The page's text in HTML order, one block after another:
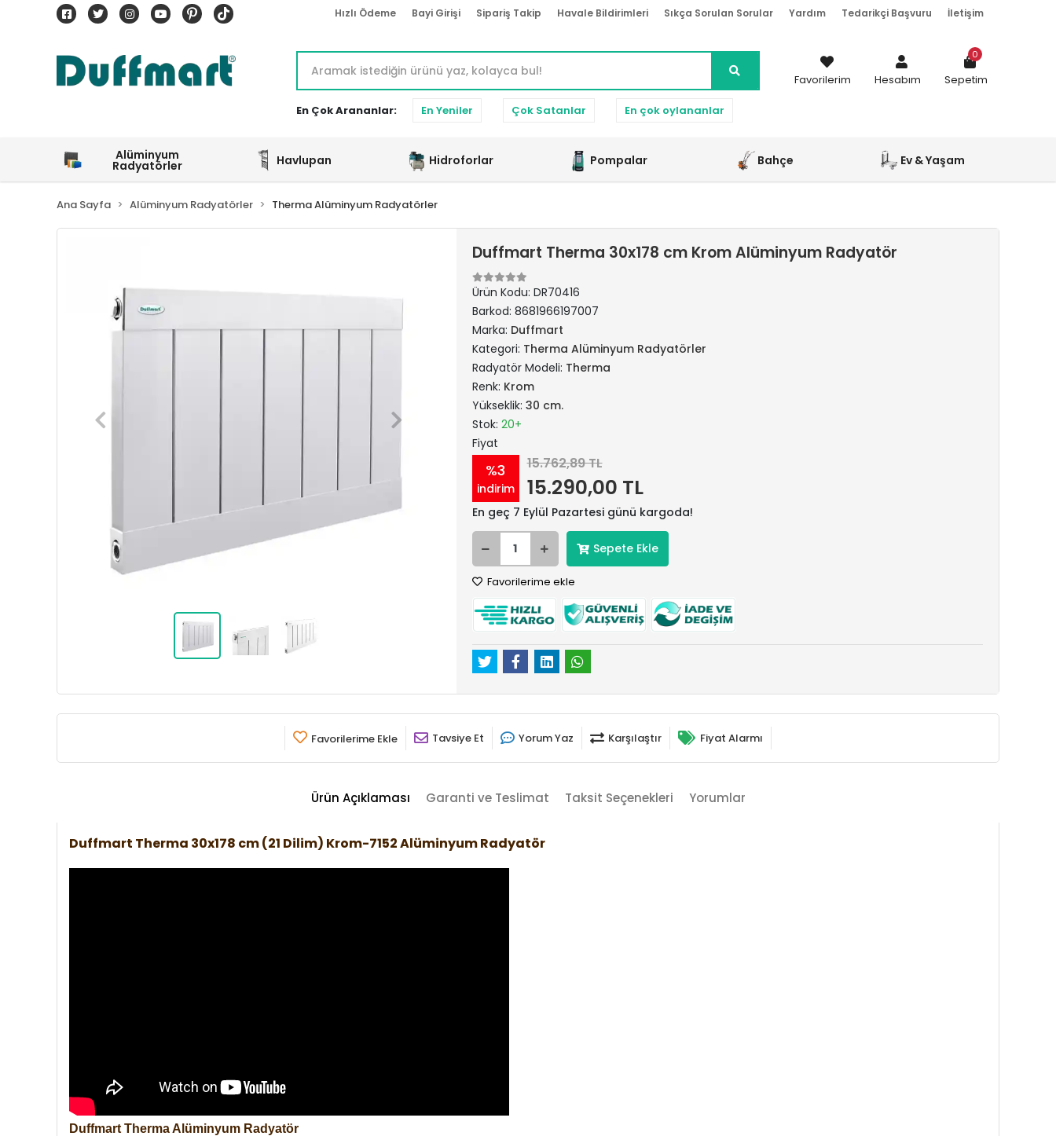
Hızlı Ödeme Bayi Girişi Sipariş Takip Havale Bildirimleri Sıkça Sorulan Sorular Yardım Tedarikçi Başvuru İletişim
En Çok Arananlar: En Yeniler Çok Satanlar En çok oylananlar
Favorilerim Hesabım Sepetim
0
Alüminyum
Radyatörler Havlupan Hidroforlar Pompalar Bahçe Ev & Yaşam
Ana Sayfa Alüminyum Radyatörler Therma Alüminyum Radyatörler
Duffmart Therma 30x178 cm Krom Alüminyum Radyatör
Ürün Kodu: DR70416
Barkod: 8681966197007
Marka: Duffmart
Kategori: Therma Alüminyum Radyatörler
Radyatör Modeli: Therma
Renk: Krom
Yükseklik: 30 cm.
Stok: 20+
Fiyat
%3
indirim
15.762,89 TL
15.290,00 TL
En geç 7 Eylül Pazartesi günü kargoda!
Sepete Ekle
Favorilerime ekle
Favorilerime Ekle Tavsiye Et Yorum Yaz Karşılaştır Fiyat Alarmı
Ürün Açıklaması Garanti ve Teslimat Taksit Seçenekleri Yorumlar
Duffmart Therma 30x178 cm (21 Dilim) Krom-7152 Alüminyum Radyatör
Duffmart Therma Alüminyum Radyatör